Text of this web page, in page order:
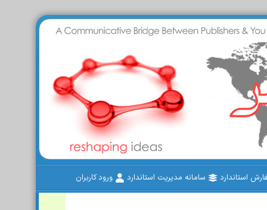
استاندارد سامانه مدیریت استاندارد ورود کاربران